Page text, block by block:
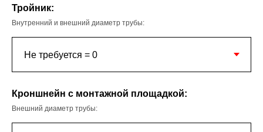
Тройник:
Внутренний и внешний диаметр трубы:
Кроншнейн с монтажной площадкой:
Внешний диаметр трубы: